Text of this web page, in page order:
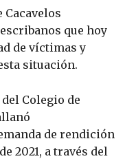
Cacavelos
que hoy
de víctimas y
situación.
Colegio de
de rendición
2021, a través del